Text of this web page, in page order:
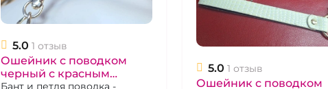
5.0 1 отзыв
Ошейник с поводком
черный с красным
Бант и петля поводка -
5.0 1 отзыв
Ошейник с поводком